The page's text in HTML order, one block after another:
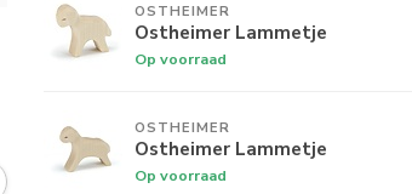
OSTHEIMER
Ostheimer Lammetje
Op voorraad
OSTHEIMER
Ostheimer Lammetje
Op voorraad